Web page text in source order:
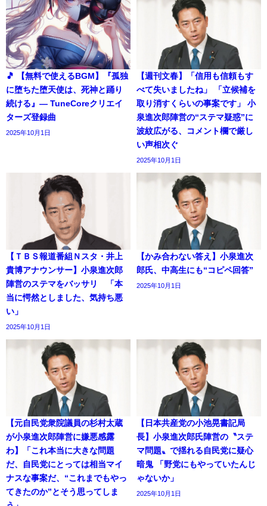
🎵 【無料で使えるBGM】『孤独
に堕ちた堕天使は、死神と踊り
続ける』― TuneCoreクリエイ
ターズ登録曲
2025年10月1日
【週刊文春】「信用も信頼もす
べて失いましたね」 「立候補を
取り消すくらいの事案です」 小
泉進次郎陣営の“ステマ疑惑”に
波紋広がる、コメント欄で厳し
い声相次ぐ
2025年10月1日
【ＴＢＳ報道番組Ｎスタ・井上
貴博アナウンサー】小泉進次郎
陣営のステマをバッサリ 「本
当に愕然としました、気持ち悪
い」
2025年10月1日
【かみ合わない答え】小泉進次
郎氏、中高生にも“コピペ回答”
2025年10月1日
【元自民党衆院議員の杉村太蔵
が小泉進次郎陣営に嫌悪感露
わ】「これ本当に大きな問題
だ、自民党にとっては相当マイ
ナスな事案だ、“これまでもやっ
てきたのか”とそう思ってしま
【日本共産党の小池晃書記局
長】小泉進次郎氏陣営の〝ステ
マ問題〟で揺れる自民党に疑心
暗鬼 「野党にもやっていたんじ
ゃないか」
2025年10月1日